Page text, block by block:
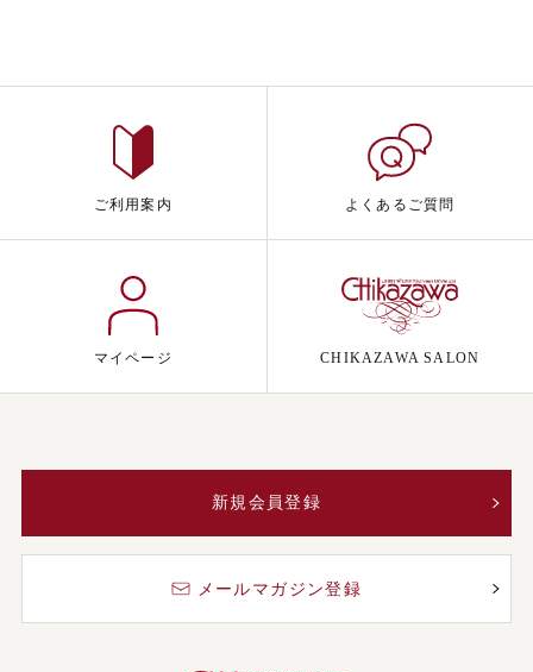
ご利用案内 よくあるご質問
マイページ CHIKAZAWA SALON
新規会員登録
メールマガジン登録